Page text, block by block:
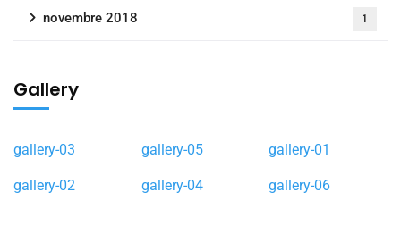
novembre 2018 1
Gallery
gallery-03 gallery-05 gallery-01
gallery-02 gallery-04 gallery-06